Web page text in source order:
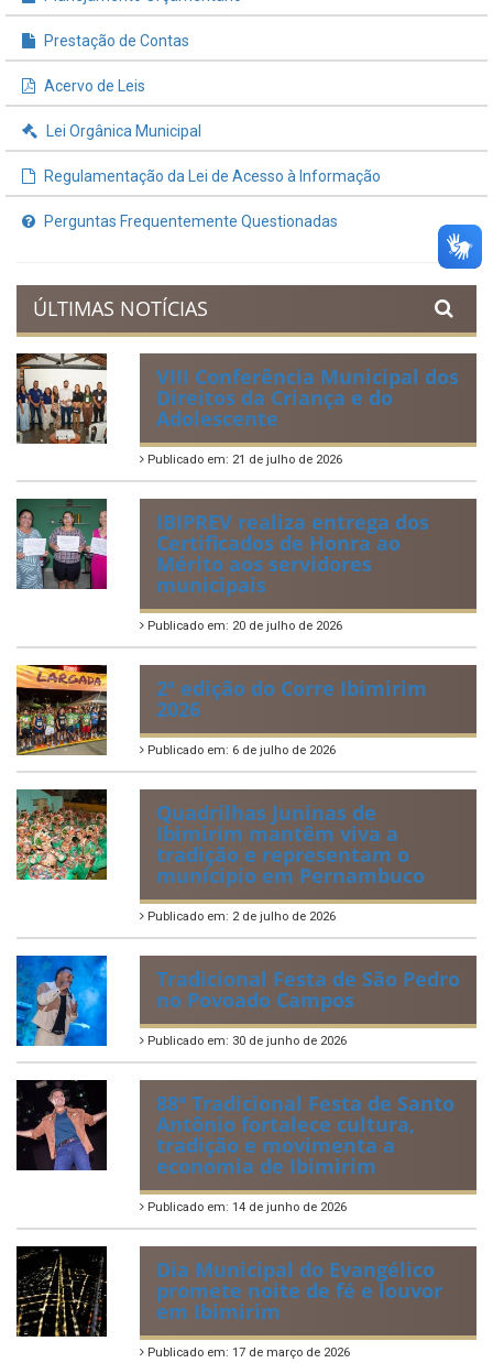
Prestação de Contas
Acervo de Leis
Lei Orgânica Municipal
Regulamentação da Lei de Acesso à Informação
Perguntas Frequentemente Questionadas
ÚLTIMAS NOTÍCIAS
VIII Conferência Municipal dos
Direitos da Criança e do
Adolescente
Publicado em: 21 de julho de 2026
IBIPREV realiza entrega dos
Certificados de Honra ao
Mérito aos servidores
municipais
Publicado em: 20 de julho de 2026
2ª edição do Corre Ibimirim
2026
Publicado em: 6 de julho de 2026
Quadrilhas Juninas de
Ibimirim mantêm viva a
tradição e representam o
munícipio em Pernambuco
Publicado em: 2 de julho de 2026
Tradicional Festa de São Pedro
no Povoado Campos
Publicado em: 30 de junho de 2026
88ª Tradicional Festa de Santo
Antônio fortalece cultura,
tradição e movimenta a
economia de Ibimirim
Publicado em: 14 de junho de 2026
Dia Municipal do Evangélico
promete noite de fé e louvor
em Ibimirim
Publicado em: 17 de março de 2026